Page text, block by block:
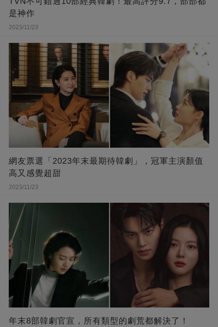
是神作
2023/11/23
網友票選「2023年末最期待韓劇」，冠軍主演顏值
高又感覺超甜
2023/11/23
年末8部韓劇官宣，所有類型的劇荒都解決了！